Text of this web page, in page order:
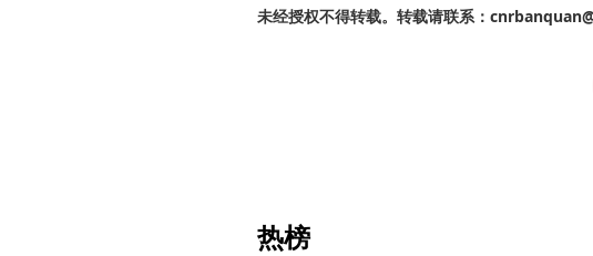
未经授权不得转载。转载请联系：
热榜